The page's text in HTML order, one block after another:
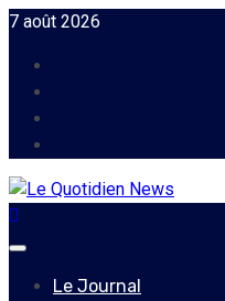
Skip
content
7 août 2026
Primary
Le Journal